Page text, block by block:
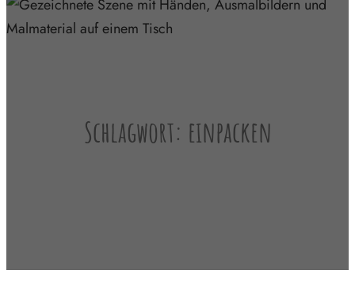
Schlagwort: einpacken